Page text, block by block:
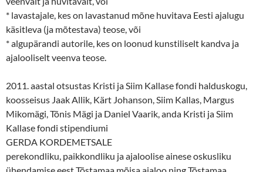
* lavastajale, kes on lavastanud mõne huvitava Eesti ajalugu
käsitleva (ja mõtestava) teose, või
* algupärandi autorile, kes on loonud kunstiliselt kandva ja
ajalooliselt veenva teose.
2011. aastal otsustas Kristi ja Siim Kallase fondi halduskogu,
koosseisus Jaak Allik, Kärt Johanson, Siim Kallas, Margus
Mikomägi, Tõnis Mägi ja Daniel Vaarik, anda Kristi ja Siim
Kallase fondi stipendiumi
GERDA KORDEMETSALE
perekondliku, paikkondliku ja ajaloolise ainese oskusliku